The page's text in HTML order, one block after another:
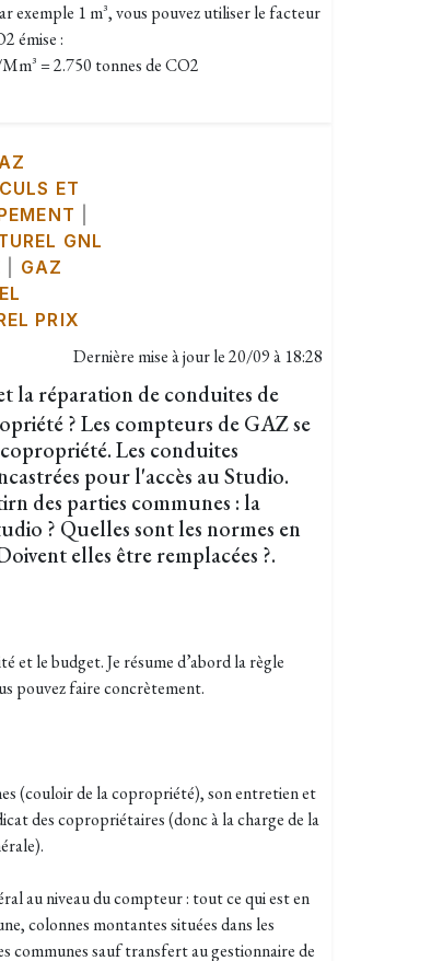
exemple 1 m³, vous pouvez utiliser le facteur
émise :
= 2.750 tonnes de CO2
ET
GNL
GAZ
PRIX
Dernière mise à jour le20/09 à 18:28
la réparation de conduites de
? Les compteurs de GAZ se
Les conduites
pour l'accès au Studio.
des parties communes : la
? Quelles sont les normes en
elles être remplacées ?.
et le budget. Je résume d’abord la règle
pouvez faire concrètement.
(couloir de la copropriété), son entretien et
des copropriétaires (donc à la charge de la
au niveau du compteur : tout ce qui est en
colonnes montantes situées dans les
communes sauf transfert au gestionnaire de